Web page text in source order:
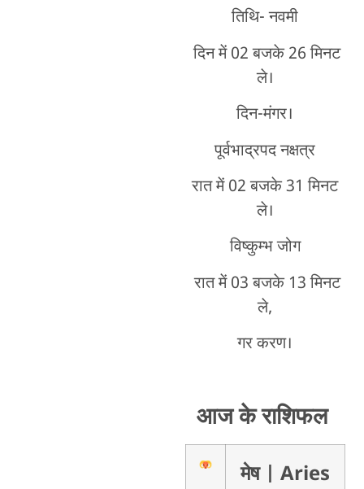
तिथि- नवमी
दिन में 02 बजके 26 मिनट
ले।
दिन-मंगर।
पूर्वभाद्रपद नक्षत्र
रात में 02 बजके 31 मिनट
ले।
विष्कुम्भ जोग
रात में 03 बजके 13 मिनट
ले,
गर करण।
आज के राशिफल
मेष | Aries